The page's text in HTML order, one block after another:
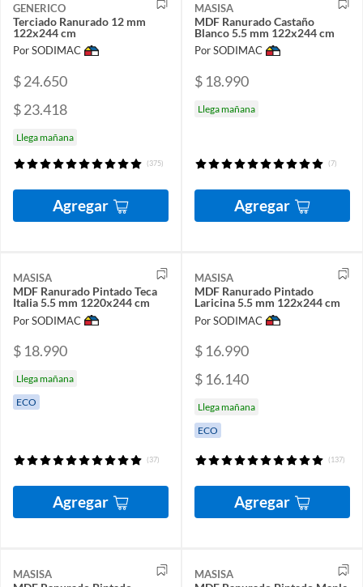
GENERICO
Terciado Ranurado 12 mm
122x244 cm
Por SODIMAC
$ 24.650
$ 23.418
Llega mañana
(375)
Agregar
MASISA
MDF Ranurado Castaño
Blanco 5.5 mm 122x244 cm
Por SODIMAC
$ 18.990
Llega mañana
(7)
Agregar
MASISA
MDF Ranurado Pintado Teca
Italia 5.5 mm 1220x244 cm
Por SODIMAC
$ 18.990
Llega mañana
ECO
(37)
Agregar
MASISA
MDF Ranurado Pintado
Laricina 5.5 mm 122x244 cm
Por SODIMAC
$ 16.990
$ 16.140
Llega mañana
ECO
(137)
Agregar
MASISA MASISA